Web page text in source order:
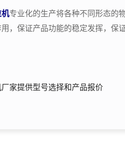
机专业化的生产将各种不同形态的
，保证产品功能的稳定发挥，保
家提供型号选择和产品报价